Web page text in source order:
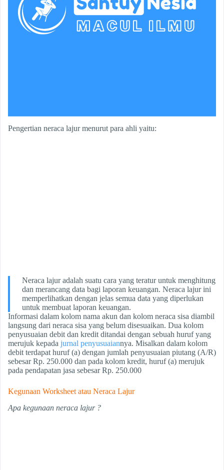
Pengertian neraca lajur menurut para ahli yaitu:
Neraca lajur adalah suatu cara yang teratur untuk menghitung
dan merancang data bagi laporan keuangan. Neraca lajur ini
memperlihatkan dengan jelas semua data yang diperlukan
untuk membuat laporan keuangan.
Informasi dalam kolom nama akun dan kolom neraca sisa diambil
langsung dari neraca sisa yang belum disesuaikan. Dua kolom
penyusuaian debit dan kredit ditandai dengan sebuah huruf yang
merujuk kepada jurnal penyusuaiannya. Misalkan dalam kolom
debit terdapat huruf (a) dengan jumlah penyusuaian piutang (A/R)
sebesar Rp. 250.000 dan pada kolom kredit, huruf (a) merujuk
pada pendapatan jasa sebesar Rp. 250.000
Kegunaan Worksheet atau Neraca Lajur
Apa kegunaan neraca lajur ?